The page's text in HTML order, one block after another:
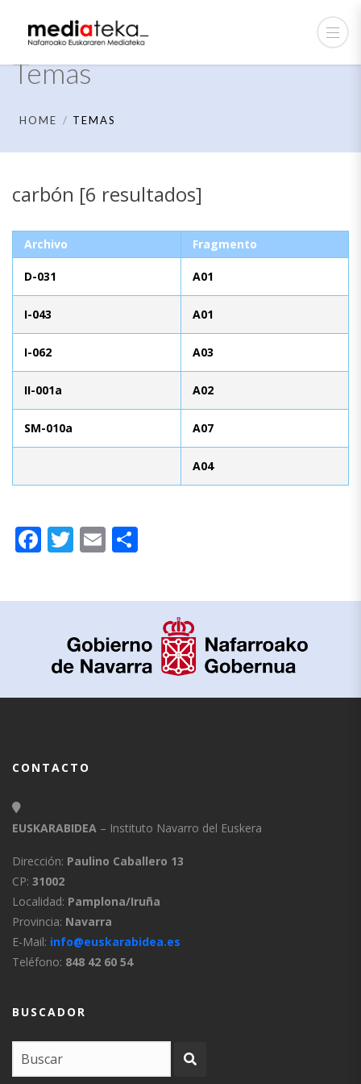
Temas
HOME TEMAS
carbón [6 resultados]
Archivo Fragmento
D-031 A01
I-043 A01
I-062 A03
II-001a A02
SM-010a A07
A04
Facebook
Twitter
Email
CONTACTO
EUSKARABIDEA – Instituto Navarro del Euskera
Dirección: Paulino Caballero 13
CP: 31002
Localidad: Pamplona/Iruña
Provincia: Navarra
E-Mail: info@euskarabidea.es
Teléfono: 848 42 60 54
BUSCADOR